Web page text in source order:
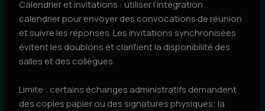
Calendrier et invitations : utiliser l’intégration
calendrier pour envoyer des convocations de réunion
et suivre les réponses. Les invitations synchronisées
évitent les doublons et clarifient la disponibilité des
salles et des collègues.
Limite : certains échanges administratifs demandent
des copies papier ou des signatures physiques; la